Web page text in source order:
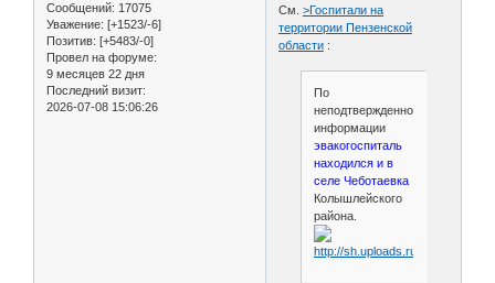
Сообщений: 17075
Уважение: [+1523/-6]
Позитив: [+5483/-0]
Провел на форуме:
9 месяцев 22 дня
Последний визит:
2026-07-08 15:06:26
См.>Госпитали на
территории Пензенской
области :
По
неподтвержденной
информации
эвакогоспиталь
находился и в
селе Чеботаевка
Колышлейского
района.